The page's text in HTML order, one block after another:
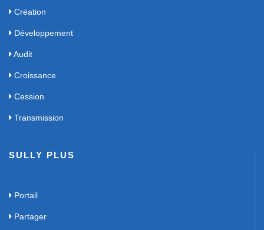
Création
Développement
Audit
Croissance
Cession
Transmission
SULLY PLUS
Portail
Partager